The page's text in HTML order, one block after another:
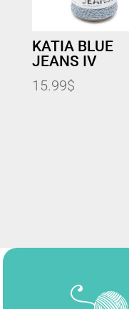
KATIA BLUE
JEANS IV
15.99$